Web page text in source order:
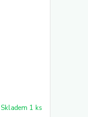
Skladem 1 ks